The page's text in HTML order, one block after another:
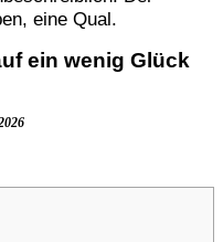
eine Qual.
ein wenig Glück